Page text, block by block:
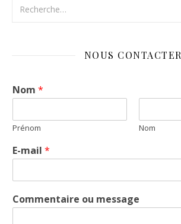
NOUS CONTACTER
Nom *
Prénom Nom
E-mail *
Commentaire ou message